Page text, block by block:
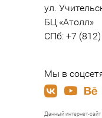
ул.
БЦ «Атолл»
СПб: +7
Мы в
Данный интернет-